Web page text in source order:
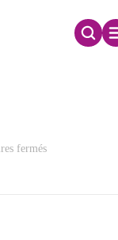
sur les
ferméssur